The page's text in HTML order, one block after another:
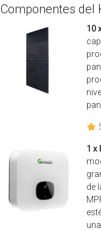
Componentes del
10
1 x
de